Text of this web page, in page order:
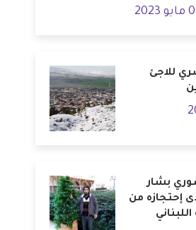
2023
للاجئ
بشار
إحتجازه من